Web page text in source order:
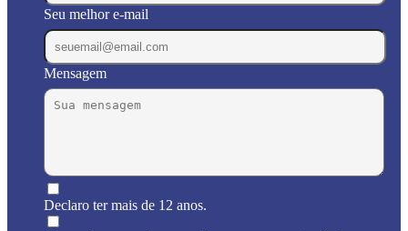
Seu melhor e-mail
Mensagem
Declaro ter mais de 12 anos.